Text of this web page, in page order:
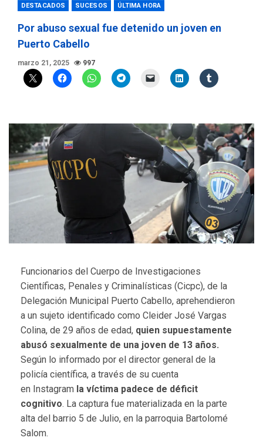
DESTACADOS SUCESOS ÚLTIMA HORA
Por abuso sexual fue detenido un joven en
Puerto Cabello
marzo 21, 2025 997
Funcionarios del Cuerpo de Investigaciones
Científicas, Penales y Criminalísticas (Cicpc), de la
Delegación Municipal Puerto Cabello, aprehendieron
a un sujeto identificado como Cleider José Vargas
Colina, de 29 años de edad, quien supuestamente
abusó sexualmente de una joven de 13 años.
Según lo informado por el director general de la
policía científica, a través de su cuenta
en Instagram la víctima padece de déficit
cognitivo. La captura fue materializada en la parte
alta del barrio 5 de Julio, en la parroquia Bartolomé
Salom.